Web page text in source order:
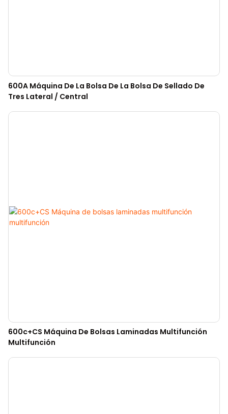
600A Máquina De La Bolsa De La Bolsa De Sellado De
Tres Lateral / Central
600c+CS Máquina De Bolsas Laminadas Multifunción
Multifunción